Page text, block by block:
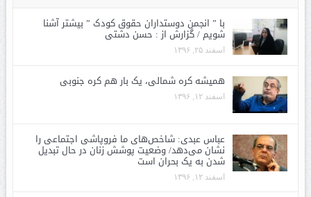
با ” انجمن دوستداران حقوق کودک ” بیشتر آشنا
شویم / گزارش از : حسن دشتی
اسفند ۲۵, ۱۳۹۶
همیشه کره شمالی، یک بار هم کره جنوبی
اسفند ۱۲, ۱۳۹۶
عباس عبدی: شاخص‌های ما فروپاشی اجتماعی را
نشان می‌دهد/ وضعیت پوشش زنان در حال تبدیل
شدن به یک بحران است
اسفند ۱۲, ۱۳۹۶